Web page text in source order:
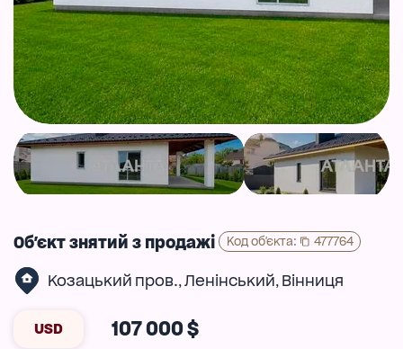
Об'єкт знятий з продажі Код об'єкта: 477764
Козацький пров., Ленінський, Вінниця
USD 107 000 $